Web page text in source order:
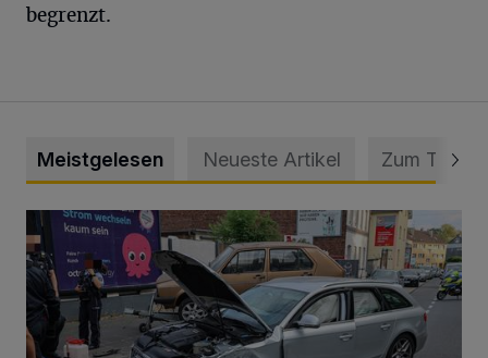
begrenzt.
Meistgelesen Neueste Artikel Zum Thema
Schwerer Unfall mit 2,48 Promille